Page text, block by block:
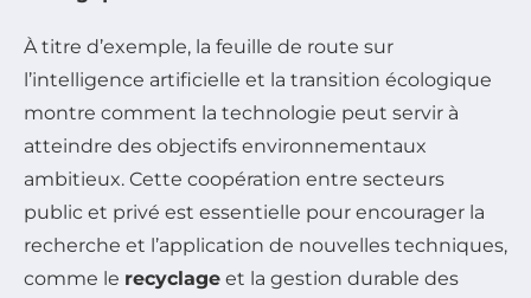
À titre d’exemple, la feuille de route sur
l’intelligence artificielle et la transition écologique
montre comment la technologie peut servir à
atteindre des objectifs environnementaux
ambitieux. Cette coopération entre secteurs
public et privé est essentielle pour encourager la
recherche et l’application de nouvelles techniques,
comme le recyclage et la gestion durable des